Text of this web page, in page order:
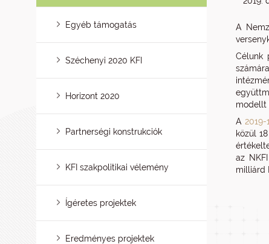
Egyéb támogatás
Széchenyi 2020 KFI
Horizont 2020
Partnerségi konstrukciók
KFI szakpolitikai vélemény
Ígéretes projektek
Eredményes projektek
A
Célunk
modellt
A
közül
az
milliárd